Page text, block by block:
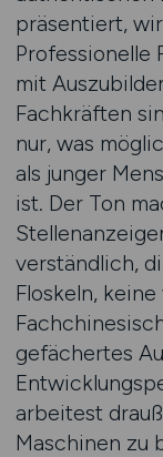
präsentiert,
Professionelle
mit
Fachkräften
nur, was
als junger
ist. Der Ton
verständlich,
Floskeln,
gefächertes
arbeitest
Maschinen zu